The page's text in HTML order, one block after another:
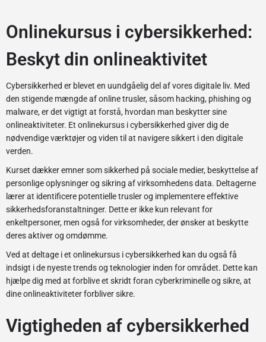
Onlinekursus i cybersikkerhed:
Beskyt din onlineaktivitet
Cybersikkerhed er blevet en uundgåelig del af vores digitale liv. Med
den stigende mængde af online trusler, såsom hacking, phishing og
malware, er det vigtigt at forstå, hvordan man beskytter sine
onlineaktiviteter. Et onlinekursus i cybersikkerhed giver dig de
nødvendige værktøjer og viden til at navigere sikkert i den digitale
verden.
Kurset dækker emner som sikkerhed på sociale medier, beskyttelse af
personlige oplysninger og sikring af virksomhedens data. Deltagerne
lærer at identificere potentielle trusler og implementere effektive
sikkerhedsforanstaltninger. Dette er ikke kun relevant for
enkeltpersoner, men også for virksomheder, der ønsker at beskytte
deres aktiver og omdømme.
Ved at deltage i et onlinekursus i cybersikkerhed kan du også få
indsigt i de nyeste trends og teknologier inden for området. Dette kan
hjælpe dig med at forblive et skridt foran cyberkriminelle og sikre, at
dine onlineaktiviteter forbliver sikre.
Vigtigheden af cybersikkerhed